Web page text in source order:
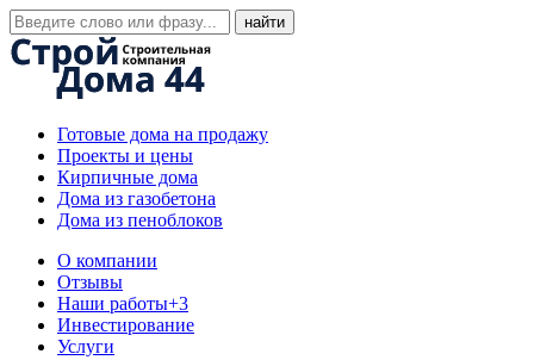
Готовые дома на продажу
Проекты и цены
Кирпичные дома
Дома из газобетона
Дома из пеноблоков
О компании
Отзывы
Наши работы+3
Инвестирование
Услуги